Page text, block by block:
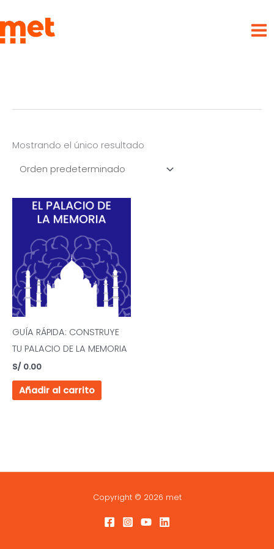
al
contenido
Mostrando el único resultado
GUÍA RÁPIDA: CONSTRUYE
TU PALACIO DE LA MEMORIA
S/ 0.00
Añadir al carrito
Copyright © 2026 met